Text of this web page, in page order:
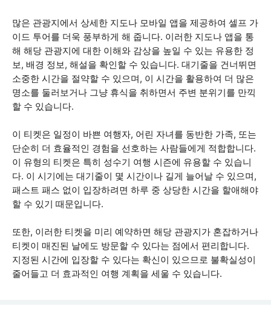
많은 관광지에서 상세한 지도나 모바일 앱을 제공하여 셀프 가
이드 투어를 더욱 풍부하게 해 줍니다. 이러한 지도나 앱을 통
해 해당 관광지에 대한 이해와 감상을 높일 수 있는 유용한 정
보, 배경 정보, 해설을 확인할 수 있습니다. 대기줄을 건너뛰면
소중한 시간을 절약할 수 있으며, 이 시간을 활용하여 더 많은
명소를 둘러보거나 그냥 휴식을 취하면서 주변 분위기를 만끽
할 수 있습니다.
이 티켓은 일정이 바쁜 여행자, 어린 자녀를 동반한 가족, 또는
단순히 더 효율적인 경험을 선호하는 사람들에게 적합합니다.
이 유형의 티켓은 특히 성수기 여행 시즌에 유용할 수 있습니
다. 이 시기에는 대기줄이 몇 시간이나 길게 늘어날 수 있으며,
패스트 패스 없이 입장하려면 하루 중 상당한 시간을 할애해야
할 수 있기 때문입니다.
또한, 이러한 티켓을 미리 예약하면 해당 관광지가 혼잡하거나
티켓이 매진된 날에도 방문할 수 있다는 점에서 편리합니다.
지정된 시간에 입장할 수 있다는 확신이 있으므로 불확실성이
줄어들고 더 효과적인 여행 계획을 세울 수 있습니다.